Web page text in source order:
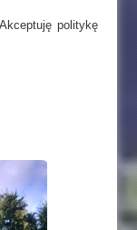
politykę